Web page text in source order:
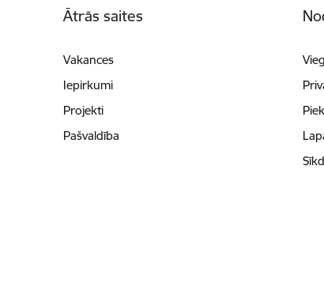
Ātrās saites
Vakances
Iepirkumi
Projekti
Pašvaldība